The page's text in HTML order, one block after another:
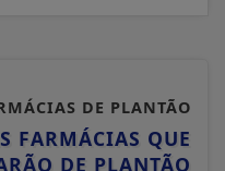
DE PLANTÃO
FARMÁCIAS QUE
DE PLANTÃO